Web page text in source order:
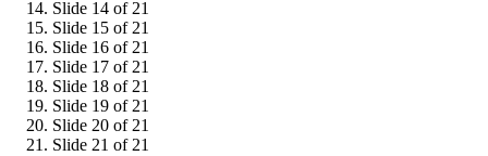
Slide 14 of 21
Slide 15 of 21
Slide 16 of 21
Slide 17 of 21
Slide 18 of 21
Slide 19 of 21
Slide 20 of 21
Slide 21 of 21